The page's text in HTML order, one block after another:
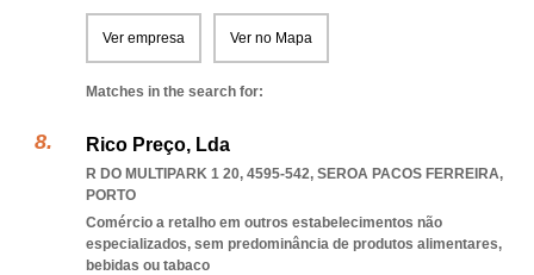
Ver empresa Ver no Mapa
Matches in the search for:
Rico Preço, Lda
R DO MULTIPARK 1 20, 4595-542, SEROA PACOS FERREIRA,
PORTO
Comércio a retalho em outros estabelecimentos não
especializados, sem predominância de produtos alimentares,
bebidas ou tabaco